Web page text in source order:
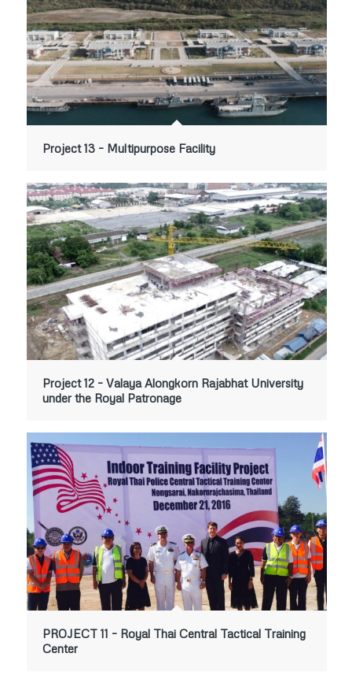
Project 13 – Multipurpose Facility
Project 12 – Valaya Alongkorn Rajabhat University
under the Royal Patronage
PROJECT 11 – Royal Thai Central Tactical Training
Center